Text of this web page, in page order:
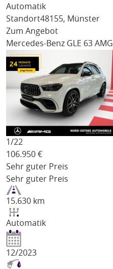
Automatik
Standort48155, Münster
Zum Angebot
Mercedes-Benz GLE 63 AMG
1/22
106.950 €
Sehr guter Preis
Sehr guter Preis
15.630 km
Automatik
12/2023